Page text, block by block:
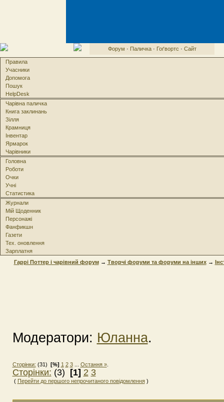
Форум · Паличка· Гоґвортс · Сайт
Правила
Учасники
Допомога
Пошук
HelpDesk
Чарівна паличка
Книга заклинань
Зілля
Крамниця
Інвентар
Ярмарок
Чарівники
Головна
Роботи
Очки
Учні
Статистика
Журнали
Мій Щоденник
Персонажі
Фанфикшн
Газети
Тех. оновлення
Зарплатня
Гаррі Поттер і чарівний форум→ Творчі форуми та форуми на інших→
Модератори: Юланна.
Сторінки: (31) [%] 1 2 3... Остання ».
Сторінки: (3) [1] 2 3
( Перейти до першого непрочитаного повідомлення)